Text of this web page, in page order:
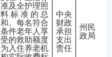
准及全护理照
料标准的总
和。每名符合
条件老年人享
受的救助额度
为入住养老机
中央
财政
承担
支出
责任
州民
政局